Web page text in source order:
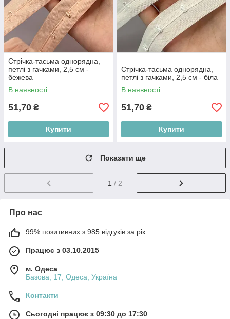
Стрічка-тасьма однорядна,
петлі з гачками, 2,5 см -
бежева
В наявності
51,70 ₴
Купити
Стрічка-тасьма однорядна,
петлі з гачками, 2,5 см - біла
В наявності
51,70 ₴
Купити
Показати ще
1 / 2
Про нас
99% позитивних з 985 відгуків за рік
Працює з 03.10.2015
м. Одеса
Базова, 17, Одеса, Україна
Контакти
Сьогодні працює з 09:30 до 17:30